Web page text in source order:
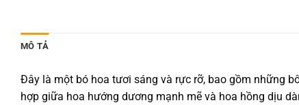
MÔ TẢ
Đây là một bó hoa tươi sáng và rực rỡ, bao gồm những
hợp giữa hoa hướng dương mạnh mẽ và hoa hồng dịu